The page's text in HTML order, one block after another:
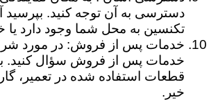
دسترسی به آن توجه کنید. بپرسید
تکنسین به محل شما وجود دارد یا
خدمات پس از فروش: در مورد
خدمات پس از فروش سؤال کنید.
قطعات استفاده شده در تعمیر،
خیر.